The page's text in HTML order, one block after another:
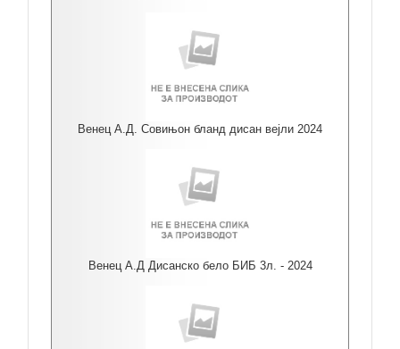
Венец А.Д. Совињон бланд дисан вејли 2024
Венец А.Д Дисанско бело БИБ 3л. - 2024